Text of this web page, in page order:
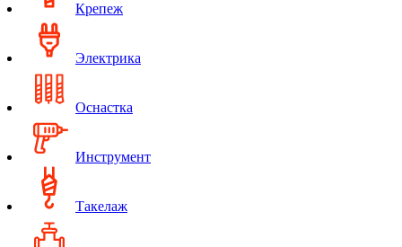
Крепеж
Электрика
Оснастка
Инструмент
Такелаж